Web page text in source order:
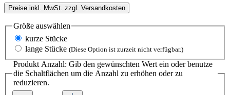
Preise inkl. MwSt. zzgl. Versandkosten
Größe auswählen
kurze Stücke
lange Stücke (Diese Option ist zurzeit nicht verfügbar.)
Produkt Anzahl: Gib den gewünschten Wert ein oder benutze
die Schaltflächen um die Anzahl zu erhöhen oder zu
reduzieren.